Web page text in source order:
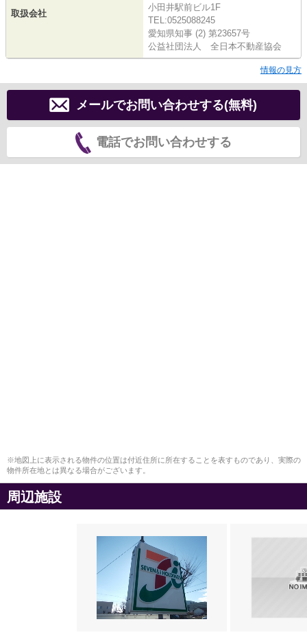
取扱会社
小田井駅前ビル1F
TEL:0525088245
愛知県知事 (2) 第23657号
公益社団法人 全日本不動産協会
情報の見方
メールでお問い合わせする(無料)
電話でお問い合わせする
※地図上に表示される物件の位置は付近住所に所在することを表すものであり、実際の
物件所在地とは異なる場合がございます。
周辺施設